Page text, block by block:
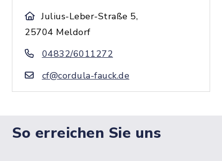
Julius-Leber-Straße 5,
25704 Meldorf
04832/6011272
cf@cordula-fauck.de
So erreichen Sie uns